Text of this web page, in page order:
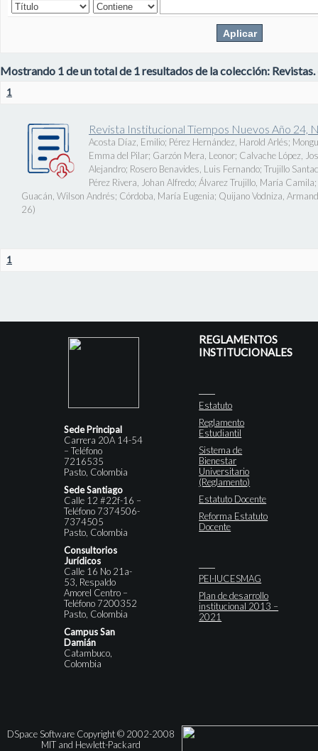
Mostrando 1 de un total de 1 resultados de la colección: Revistas.
1
Revista Institucional Tiempos Nuevos Año 24,
Acosta Díaz, Emilio; Pérez Hernández, Harold Arlés;
Emma del Pilar; Garzón Mera, Leonor; Calvache López,
Alejandro; Rosero Benavides, Luis Fernando; Trujillo
Pérez Rivera, Johan Alfredo; Álvarez Trujillo, María Camila;
Guacán, Wilson Andrés; Córdoba, María Eugenia; Quijano Vodniza,
26)
1
Sede Principal
Carrera 20A 14-54
– Teléfono
7216535
Pasto, Colombia
Sede Santiago
Calle 12 #22f-16 –
Teléfono 7374506-
7374505
Pasto, Colombia
Consultorios
Jurídicos
Calle 16 No 21a-
53, Respaldo
Amorel Centro –
Teléfono 7200352
Pasto, Colombia
Campus San
Damián
Catambuco,
Colombia
REGLAMENTOS
INSTITUCIONALES
Estatuto
Reglamento
Estudiantil
Sistema de
Bienestar
Universitario
(Reglamento)
Estatuto Docente
Reforma Estatuto
Docente
PEI-IUCESMAG
Plan de desarrollo
institucional 2013 –
2021
DSpace Software Copyright © 2002-2008
MIT and Hewlett-Packard